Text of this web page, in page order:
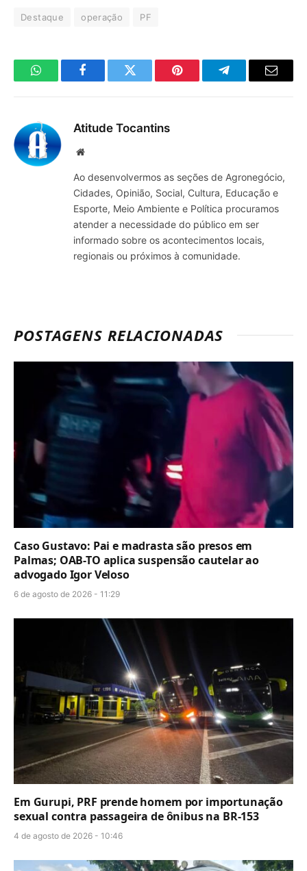
Destaque operação PF
WhatsAppFacebookTwitter Pinterest TelegramaE-
Atitude Tocantins
Site
Ao desenvolvermos as seções de Agronegócio,
Cidades, Opinião, Social, Cultura, Educação e
Esporte, Meio Ambiente e Política procuramos
atender a necessidade do público em ser
informado sobre os acontecimentos locais,
regionais ou próximos à comunidade.
POSTAGENS RELACIONADAS
Caso Gustavo: Pai e madrasta são presos em
Palmas; OAB-TO aplica suspensão cautelar ao
advogado Igor Veloso
6 de agosto de 2026 - 11:29
Em Gurupi, PRF prende homem por importunação
sexual contra passageira de ônibus na BR-153
4 de agosto de 2026 - 10:46